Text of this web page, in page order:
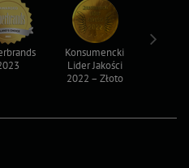
Konsumencki
Lider Jakości
2022 – Złoto